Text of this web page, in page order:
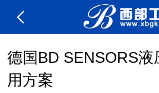
德国BD SENSORS液
用方案